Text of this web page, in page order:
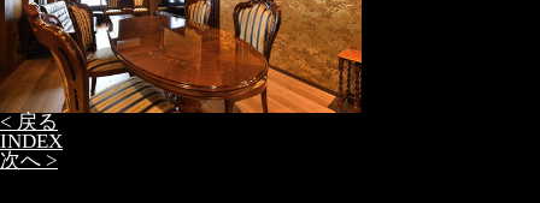
< 戻る
INDEX
次へ >